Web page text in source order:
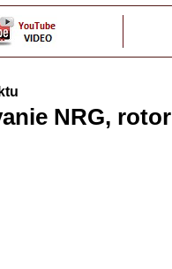
NRG, rotor